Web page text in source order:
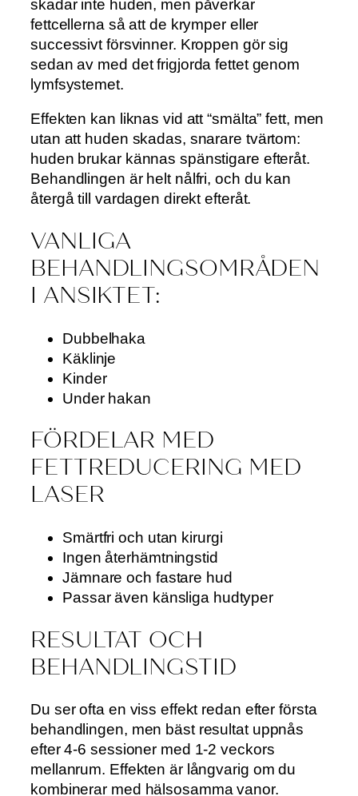
skadar inte huden, men påverkar
fettcellerna så att de krymper eller
successivt försvinner. Kroppen gör sig
sedan av med det frigjorda fettet genom
lymfsystemet.
Effekten kan liknas vid att “smälta” fett, men
utan att huden skadas, snarare tvärtom:
huden brukar kännas spänstigare efteråt.
Behandlingen är helt nålfri, och du kan
återgå till vardagen direkt efteråt.
VANLIGA
BEHANDLINGSOMRÅDEN
I ANSIKTET:
Dubbelhaka
Käklinje
Kinder
Under hakan
FÖRDELAR MED
FETTREDUCERING MED
LASER
Smärtfri och utan kirurgi
Ingen återhämtningstid
Jämnare och fastare hud
Passar även känsliga hudtyper
RESULTAT OCH
BEHANDLINGSTID
Du ser ofta en viss effekt redan efter första
behandlingen, men bäst resultat uppnås
efter 4-6 sessioner med 1-2 veckors
mellanrum. Effekten är långvarig om du
kombinerar med hälsosamma vanor.